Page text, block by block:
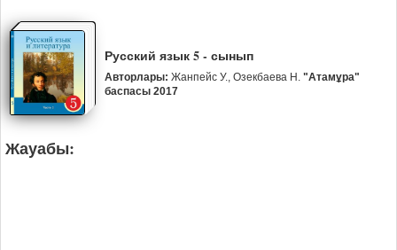
Русский язык 5 - сынып
Авторлары: Жанпейс У., Озекбаева Н. "Атамұра"
баспасы 2017
Жауабы: